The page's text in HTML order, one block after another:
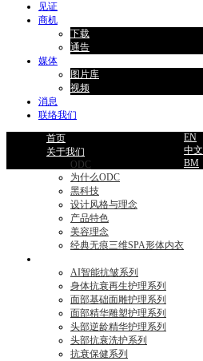
见证
商机
下载
通告
媒体
图片库
视频
消息
联络我们
首页
关于我们
ODC
为什么ODC
黑科技
设计风格与理念
产品特色
美容理念
经典无痕三维SPA形体内衣
AI智能抗皱系列
身体抗衰再生护理系列
面部基础面雕护理系列
面部精华雕塑护理系列
头部逆龄精华护理系列
头部抗衰洗护系列
抗衰保健系列
EN
中文
BM